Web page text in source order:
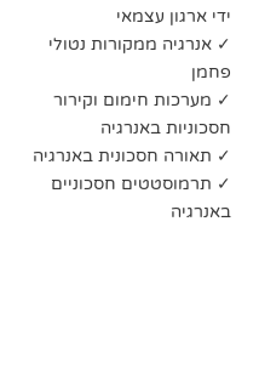
ידי ארגון עצמאי
✓ אנרגיה ממקורות נטולי
פחמן
✓ מערכות חימום וקירור
חסכוניות באנרגיה
✓ תאורה חסכונית באנרגיה
✓ תרמוסטטים חסכוניים
באנרגיה